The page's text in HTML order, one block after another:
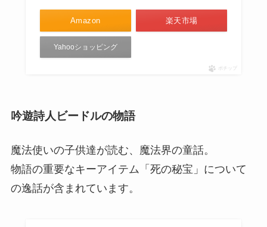
Amazon 楽天市場
Yahooショッピング
ポチップ
吟遊詩人ビードルの物語
魔法使いの子供達が読む、魔法界の童話。
物語の重要なキーアイテム「死の秘宝」について
の逸話が含まれています。